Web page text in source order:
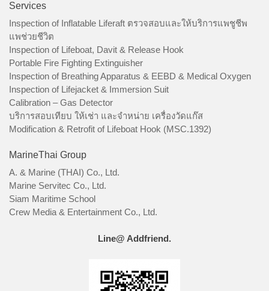
Services
Inspection of Inflatable Liferaft ตรวจสอบและให้บริการแพชูชีพ
แพช่วยชีวิต
Inspection of Lifeboat, Davit & Release Hook
Portable Fire Fighting Extinguisher
Inspection of Breathing Apparatus & EEBD & Medical Oxygen
Inspection of Lifejacket & Immersion Suit
Calibration – Gas Detector
บริการสอบเทียบ ให้เช่า และจำหน่าย เครื่องวัดแก๊ส
Modification & Retrofit of Lifeboat Hook (MSC.1392)
MarineThai Group
A. & Marine (THAI) Co., Ltd.
Marine Servitec Co., Ltd.
Siam Maritime School
Crew Media & Entertainment Co., Ltd.
Line@ Addfriend.